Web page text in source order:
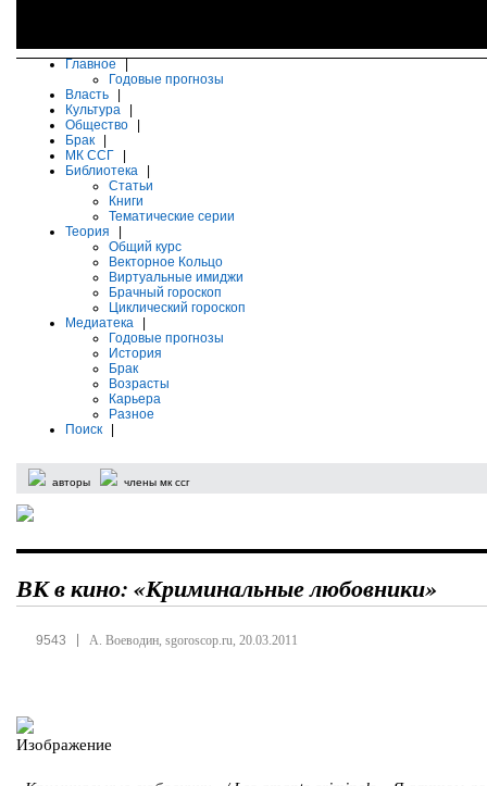
Главное
Годовые прогнозы
Власть
Культура
Общество
Брак
МК ССГ
Библиотека
Статьи
Книги
Тематические серии
Теория
Общий курс
Векторное Кольцо
Виртуальные имиджи
Брачный гороскоп
Циклический гороскоп
Медиатека
Годовые прогнозы
История
Брак
Возрасты
Карьера
Разное
Поиск
авторы члены мк ссг
ВК в кино: «Криминальные любовники»
9543 А. Воеводин, sgoroscop.ru, 20.03.2011